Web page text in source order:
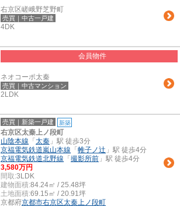
右京区嵯峨野芝野町
売買｜中古一戸建
4DK
会員物件
ネオコーポ太秦
売買｜中古マンション
2LDK
売買｜新築一戸建 新築
右京区太秦上ノ段町
山陰本線 「 太秦 」駅 徒歩3分
京福電気鉄道嵐山本線 「 帷子ノ辻 」駅 徒歩4分
京福電気鉄道北野線 「 撮影所前 」駅 徒歩4分
3,580万円
間取:3LDK
建物面積:84.24㎡ / 25.48坪
土地面積:69.15㎡ / 20.91坪
京都府京都市右京区太秦上ノ段町